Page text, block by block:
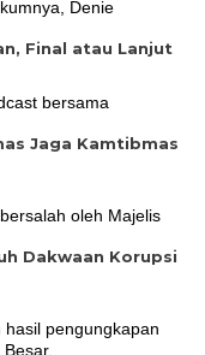
Final atau Lanjut
Jaga Kamtibmas
Dakwaan Korupsi